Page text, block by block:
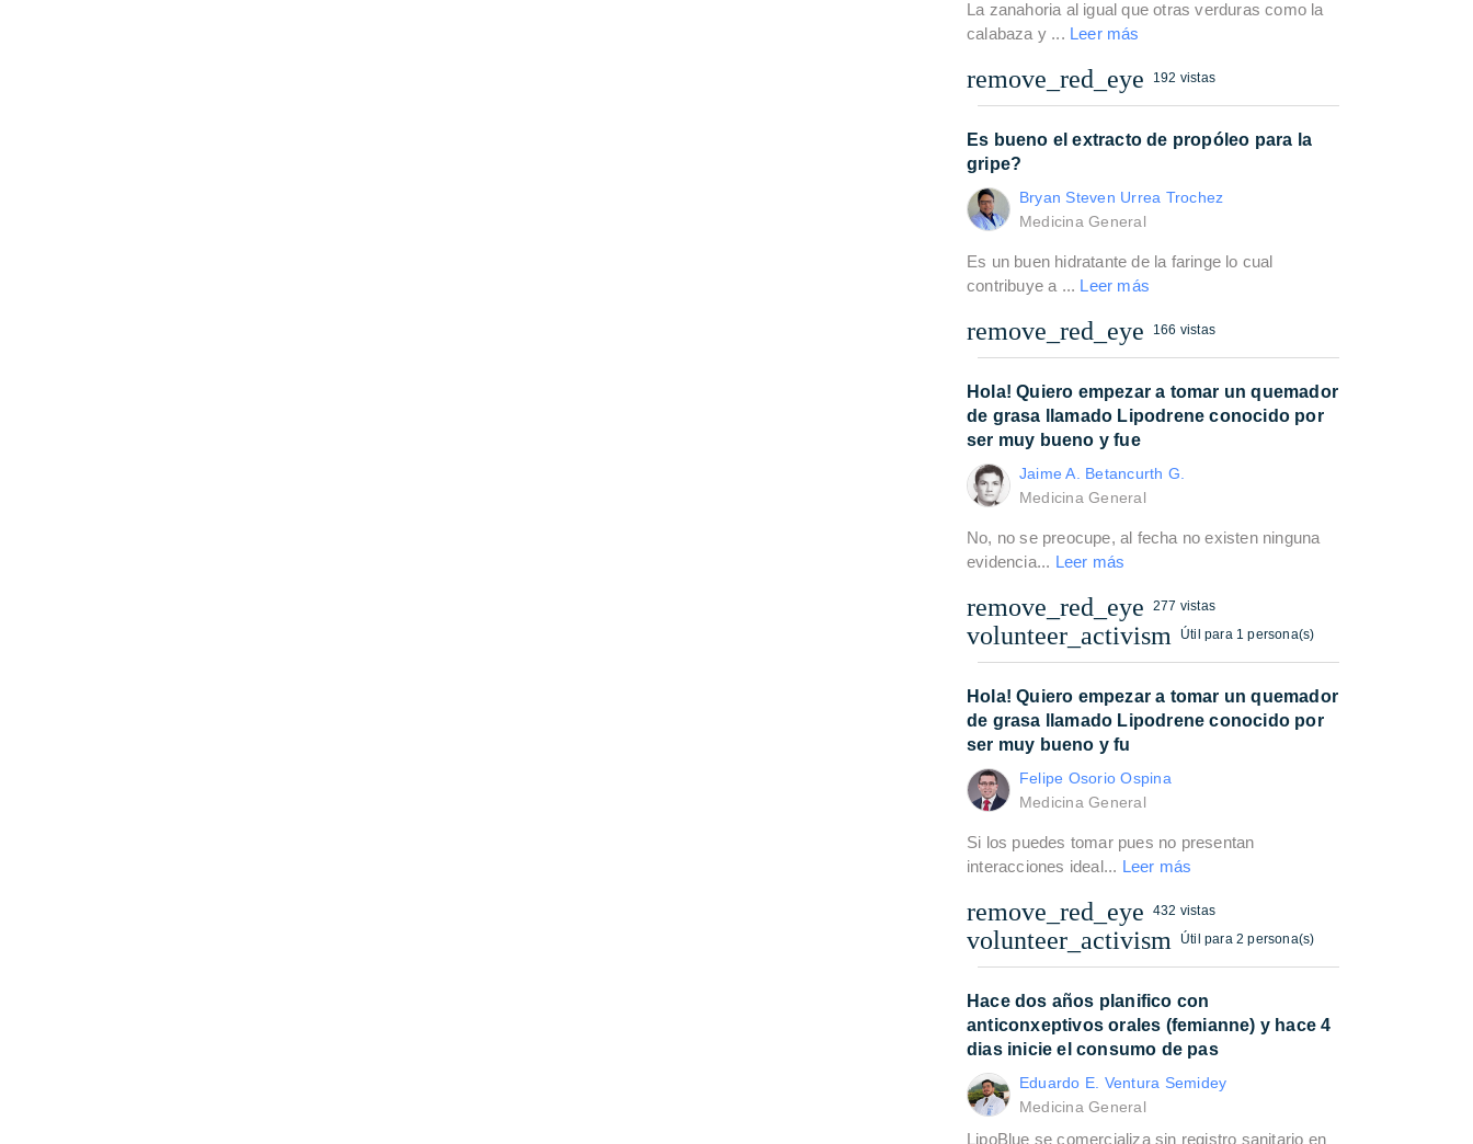
La zanahoria al igual que otras verduras como la
calabaza y ... Leer más
remove_red_eye 192 vistas
Es bueno el extracto de propóleo para la
gripe?
Bryan Steven Urrea Trochez
Medicina General
Es un buen hidratante de la faringe lo cual
contribuye a ... Leer más
remove_red_eye 166 vistas
Hola! Quiero empezar a tomar un quemador
de grasa llamado Lipodrene conocido por
ser muy bueno y fue
Jaime A. Betancurth G.
Medicina General
No, no se preocupe, al fecha no existen ninguna
evidencia... Leer más
remove_red_eye 277 vistas
volunteer_activism Útil para 1 persona(s)
Hola! Quiero empezar a tomar un quemador
de grasa llamado Lipodrene conocido por
ser muy bueno y fu
Felipe Osorio Ospina
Medicina General
Si los puedes tomar pues no presentan
interacciones ideal... Leer más
remove_red_eye 432 vistas
volunteer_activism Útil para 2 persona(s)
Hace dos años planifico con
anticonxeptivos orales (femianne) y hace 4
dias inicie el consumo de pas
Eduardo E. Ventura Semidey
Medicina General
LipoBlue se comercializa sin registro sanitario en